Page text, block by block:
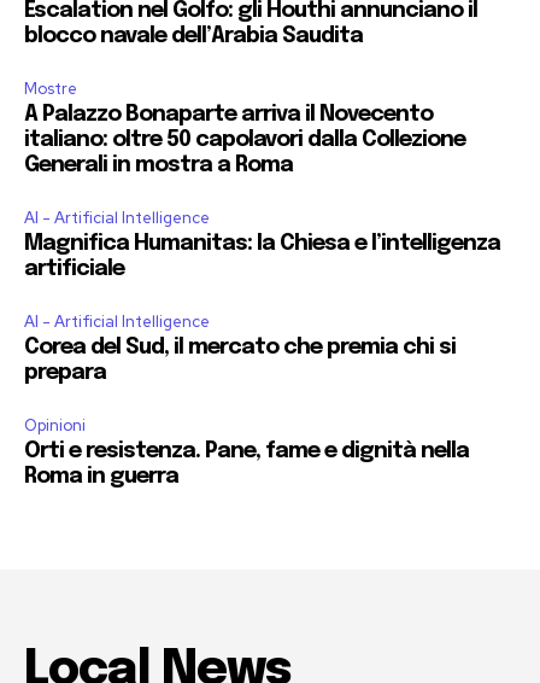
Escalation nel Golfo: gli Houthi annunciano il
blocco navale dell’Arabia Saudita
Mostre
A Palazzo Bonaparte arriva il Novecento
italiano: oltre 50 capolavori dalla Collezione
Generali in mostra a Roma
AI - Artificial Intelligence
Magnifica Humanitas: la Chiesa e l’intelligenza
artificiale
AI - Artificial Intelligence
Corea del Sud, il mercato che premia chi si
prepara
Opinioni
Orti e resistenza. Pane, fame e dignità nella
Roma in guerra
Local News